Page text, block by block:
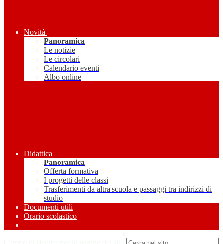
Novità
Panoramica
Le notizie
Le circolari
Calendario eventi
Albo online
Didattica
Panoramica
Offerta formativa
I progetti delle classi
Trasferimenti da altra scuola e passaggi tra indirizzi di
studio
Documenti utili
Orario scolastico